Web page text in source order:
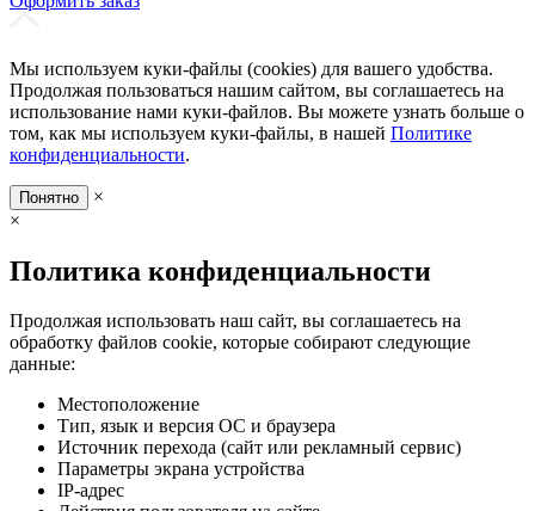
Мы используем куки-файлы (cookies) для вашего удобства.
Продолжая пользоваться нашим сайтом, вы соглашаетесь на
использование нами куки-файлов. Вы можете узнать больше о
том, как мы используем куки-файлы, в нашей Политике
конфиденциальности.
Понятно
×
×
Политика конфиденциальности
Продолжая использовать наш сайт, вы соглашаетесь на
обработку файлов cookie, которые собирают следующие
данные:
Местоположение
Тип, язык и версия ОС и браузера
Источник перехода (сайт или рекламный сервис)
Параметры экрана устройства
IP-адрес